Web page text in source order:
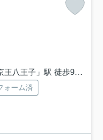
八王子」駅 徒歩9分
ォーム済